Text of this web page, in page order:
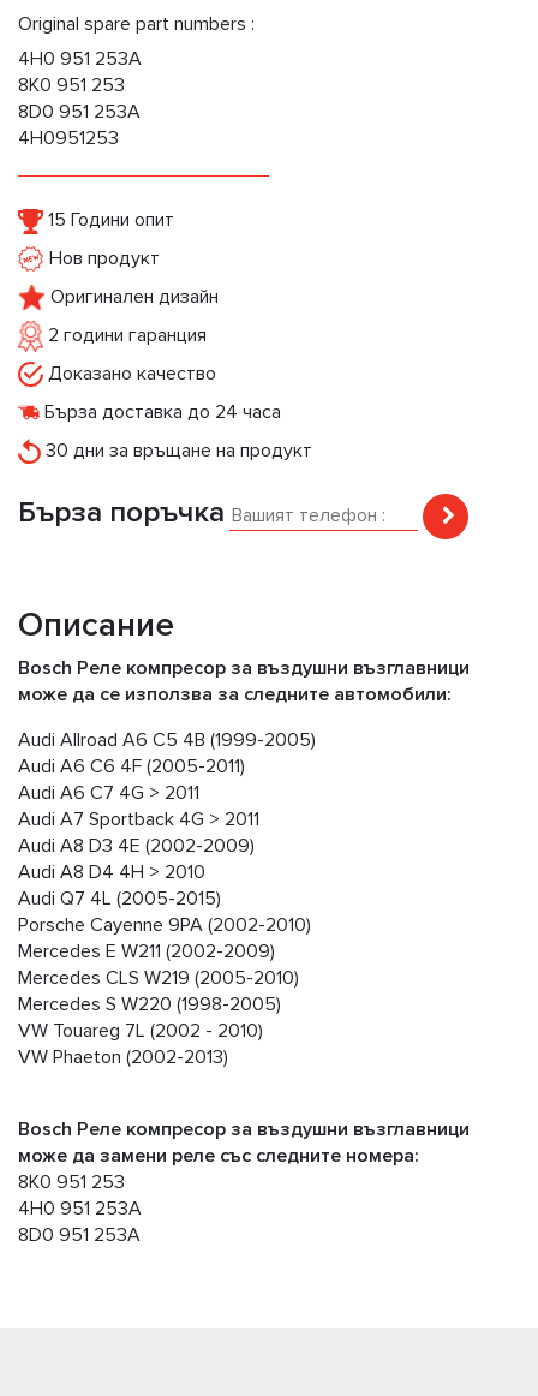
Original spare part numbers :
4H0 951 253A
8K0 951 253
8D0 951 253A
4H0951253
15 Години опит
Нов продукт
Оригинален дизайн
2 години гаранция
Доказано качество
Бърза доставка до 24 часа
30 дни за връщане на продукт
Бърза поръчка
Описание
Bosch Реле компресор за въздушни възглавници
може да се използва за следните автомобили:
Audi Allroad A6 C5 4B (1999-2005)
Audi A6 C6 4F (2005-2011)
Audi А6 C7 4G > 2011
Audi А7 Sportback 4G > 2011
Audi А8 D3 4E (2002-2009)
Audi А8 D4 4H > 2010
Audi Q7 4L (2005-2015)
Porsche Cayenne 9PA (2002-2010)
Mercedes E W211 (2002-2009)
Mercedes CLS W219 (2005-2010)
Mercedes S W220 (1998-2005)
VW Touareg 7L (2002 - 2010)
VW Phaeton (2002-2013)
Bosch Реле компресор за въздушни възглавници
може да замени реле със следните номера:
8K0 951 253
4H0 951 253A
8D0 951 253A